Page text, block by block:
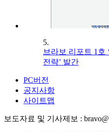
5.
브라보 리포트 1호
전략’ 발간
PC버전
공지사항
사이트맵
보도자료 및 기사제보 :